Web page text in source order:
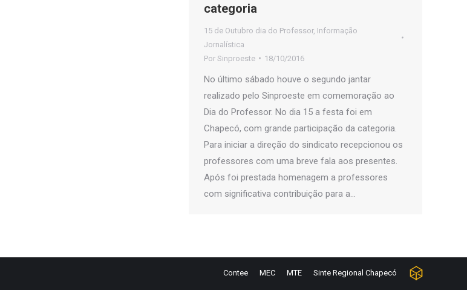
categoria
15 de Outubro dia do Professor, Informação
Jornalística
Por Sinproeste 18/10/2016
No último sábado houve o segundo jantar
realizado pelo Sinproeste em comemoração ao
Dia do Professor. No dia 15 a festa foi em
Chapecó, com grande participação da categoria.
Para iniciar a direção do sindicato recepcionou os
professores com uma breve fala aos presentes.
Após foi prestada homenagem a professores
com significativa contribuição para a…
Contee MEC MTE Sinte Regional Chapecó